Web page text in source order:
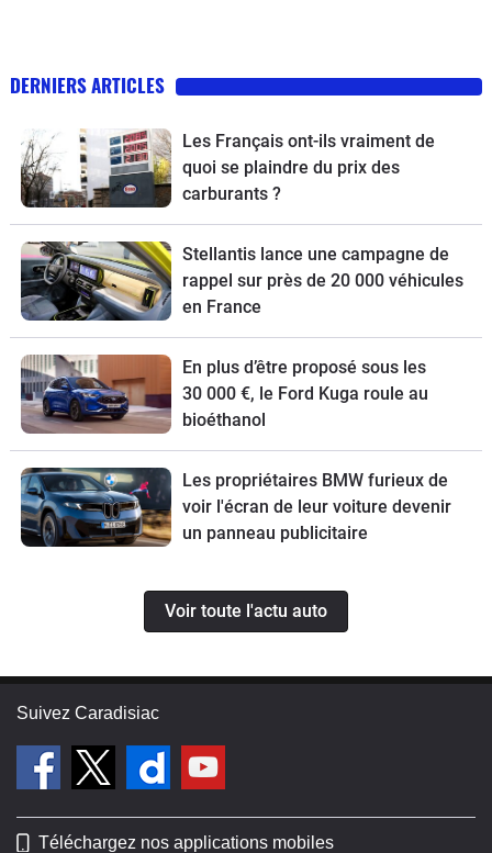
DERNIERS ARTICLES
Les Français ont-ils vraiment de
quoi se plaindre du prix des
carburants ?
Stellantis lance une campagne de
rappel sur près de 20 000 véhicules
en France
En plus d’être proposé sous les
30 000 €, le Ford Kuga roule au
bioéthanol
Les propriétaires BMW furieux de
voir l'écran de leur voiture devenir
un panneau publicitaire
Voir toute l'actu auto
Suivez Caradisiac
Téléchargez nos applications mobiles